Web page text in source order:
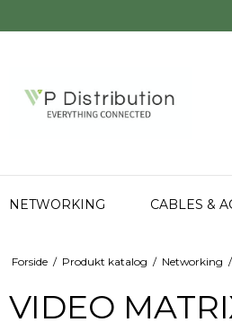
NETWORKING CABLES &
Forside / Produkt katalog / Networking /
VIDEO